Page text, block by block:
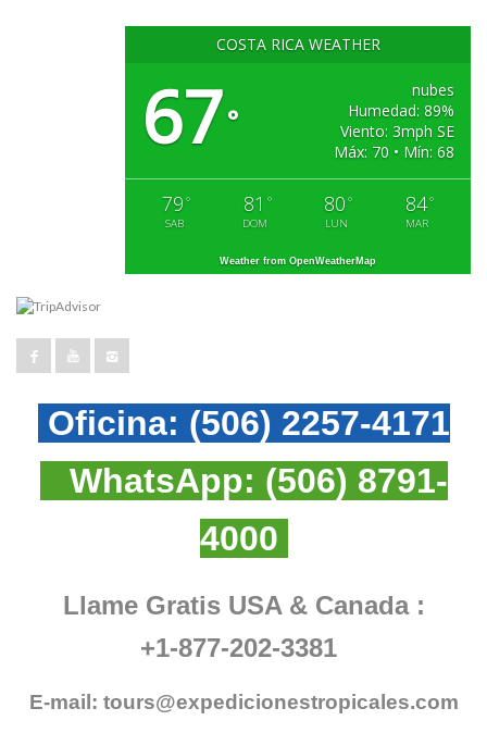
COSTA RICA WEATHER
67°
nubes
Humedad: 89%
Viento: 3mph SE
Máx: 70 • Mín: 68
79 °
SAB
81 °
DOM
80 °
LUN
84°
MAR
Weather from OpenWeatherMap
Oficina: (506) 2257-4171
WhatsApp: (506) 8791-
4000
Llame Gratis USA & Canada :
+1-877-202-3381
E-mail: tours@expedicionestropicales.com